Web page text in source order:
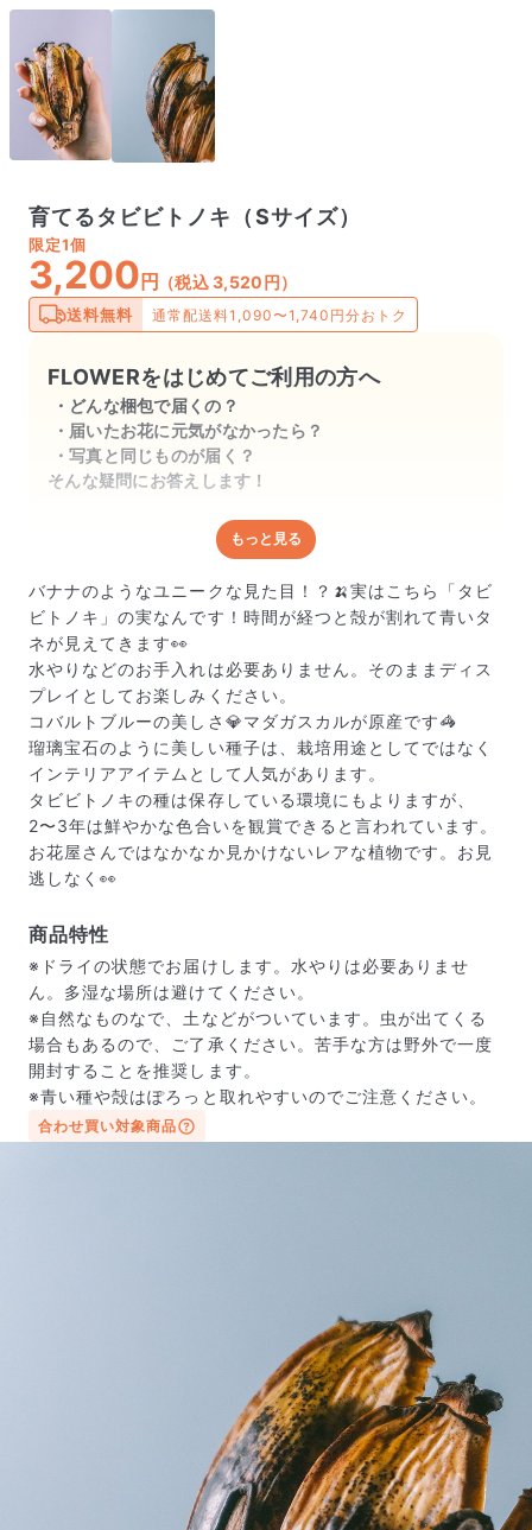
育てるタビビトノキ（Sサイズ）
限定1個
3,200 円 （税込 3,520円）
送料無料 通常配送料1,090〜1,740円分おトク
FLOWERをはじめてご利用の方へ
どんな梱包で届くの？
届いたお花に元気がなかったら？
写真と同じものが届く？
そんな疑問にお答えします！
どんな梱包で届くの？
出荷前に水揚げ（花が水を吸いやすくなる処理）を施
し、専用ボックスに丁寧に梱包してお届けしています。
きゅっとまとめられて一見窮屈そうに見えますが、輸送
中の衝撃による折れや擦れを軽減する効果があります。
までご連絡ください。ご返金にて補償いたします。
もっと見る
バナナのようなユニークな見た目！？🍌実はこちら「タビ
ビトノキ」の実なんです！時間が経つと殻が割れて青いタ
ネが見えてきます👀
水やりなどのお手入れは必要ありません。そのままディス
プレイとしてお楽しみください。
コバルトブルーの美しさ💎マダガスカルが原産です🦓
瑠璃宝石のように美しい種子は、栽培用途としてではなく
インテリアアイテムとして人気があります。
タビビトノキの種は保存している環境にもよりますが、
2〜3年は鮮やかな色合いを観賞できると言われています。
お花屋さんではなかなか見かけないレアな植物です。お見
逃しなく👀
商品特性
※ドライの状態でお届けします。水やりは必要ありませ
ん。多湿な場所は避けてください。
※自然なものなで、土などがついています。虫が出てくる
場合もあるので、ご了承ください。苦手な方は野外で一度
開封することを推奨します。
※青い種や殻はぽろっと取れやすいのでご注意ください。
合わせ買い対象商品